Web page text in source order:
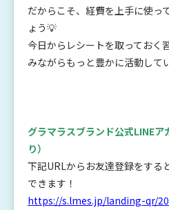
だからこそ、経費を上手に使っ
ょう💡
今日からレシートを取っておく
みながらもっと豊かに活動し
グラマラスブランド公式LINEア
り）
下記URLからお友達登録をする
できます！
https://s.lmes.jp/landing-qr/